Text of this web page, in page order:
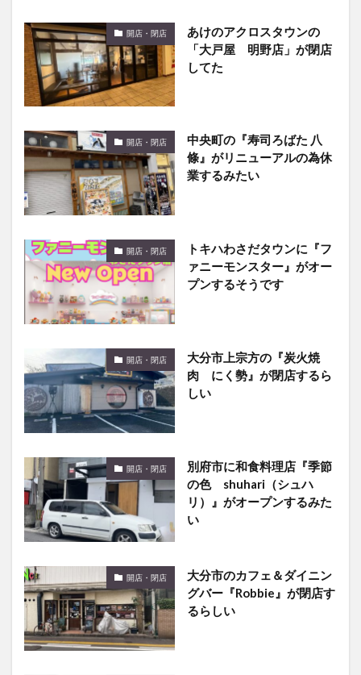
開店・閉店
あけのアクロスタウンの
「大戸屋 明野店」が閉店
してた
開店・閉店
中央町の『寿司ろばた 八
條』がリニューアルの為休
業するみたい
開店・閉店
トキハわさだタウンに『フ
ァニーモンスター』がオー
プンするそうです
開店・閉店
大分市上宗方の『炭火焼
肉 にく勢』が閉店するら
しい
開店・閉店
別府市に和食料理店『季節
の色 shuhari（シュハ
リ）』がオープンするみた
い
開店・閉店
大分市のカフェ＆ダイニン
グバー『Robbie』が閉店す
るらしい